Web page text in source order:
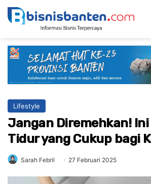
Lifestyle
Jangan Diremehkan!
Tidur yang Cukup bagi
Sarah Febril 27 Februari 2025